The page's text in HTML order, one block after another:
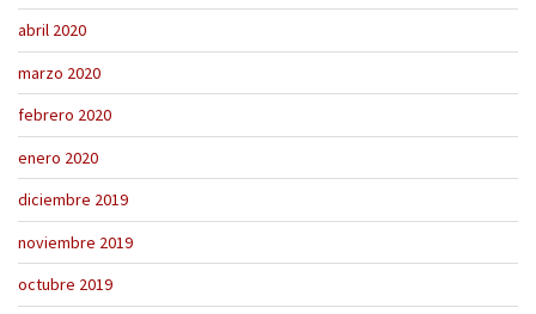
abril 2020
marzo 2020
febrero 2020
enero 2020
diciembre 2019
noviembre 2019
octubre 2019